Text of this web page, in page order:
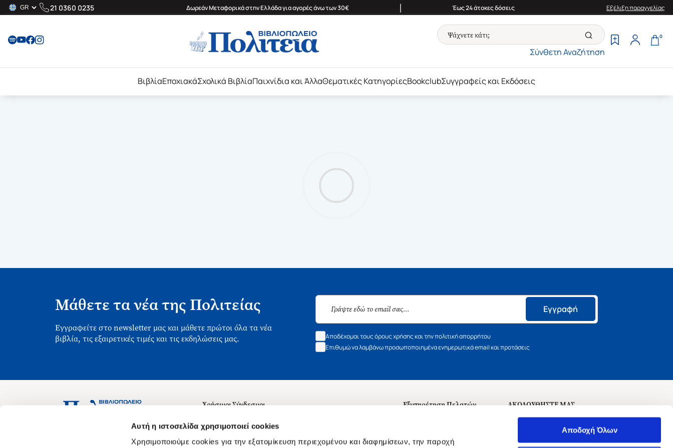
Αυτή η ιστοσελίδα χρησιμοποιεί cookies
Χρησιμοποιούμε cookies για την εξατομίκευση περιεχομένου και διαφημίσεων, την παροχή
Αποδοχή Όλων
21 0360 0235 Δωρεάν Μεταφορικά στην Ελλάδα για αγορές άνω των 30€ | Έως 24 άτοκες δόσεις Εξέλιξη παραγγελίας
Σύνθετη Αναζήτηση
0
ΒιβλίαΕποχιακάΣχολικά ΒιβλίαΠαιχνίδια και ΆλλαΘεματικές ΚατηγορίεςBookclubΣυγγραφείς και Εκδόσεις
Μάθετε τα νέα της Πολιτείας
Εγγραφείτε στο newsletter μας και μάθετε πρώτοι όλα τα νέα
βιβλία, τις εξαιρετικές τιμές και τις εκδηλώσεις μας.
Εγγραφή
Αποδέχομαι τους όρους χρήσης και την πολιτική απορρήτου
Επιθυμώ να λαμβάνω προσωποποιημένα ενημερωτικά email και προτάσεις
Ασκληπιού 1-3, Αθήνα 106 79
Χρήσιμοι Σύνδεσμοι
Σχετικά με εμάς
Θέσεις Εργασίας
Εξυπηρέτηση Πελατών
ΑΚΟΛΟΥΘΗΣΤΕ ΜΑΣ